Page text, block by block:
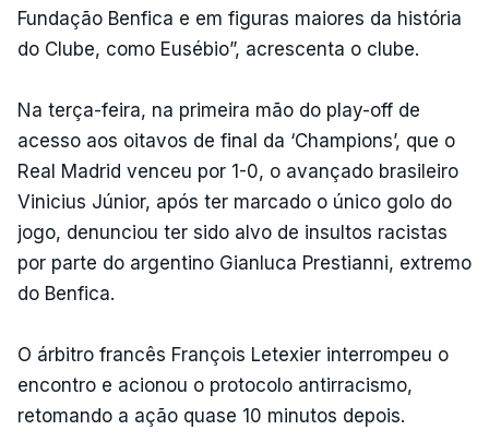
Fundação Benfica e em figuras maiores da história
do Clube, como Eusébio”, acrescenta o clube.
Na terça-feira, na primeira mão do play-off de
acesso aos oitavos de final da ‘Champions’, que o
Real Madrid venceu por 1-0, o avançado brasileiro
Vinicius Júnior, após ter marcado o único golo do
jogo, denunciou ter sido alvo de insultos racistas
por parte do argentino Gianluca Prestianni, extremo
do Benfica.
O árbitro francês François Letexier interrompeu o
encontro e acionou o protocolo antirracismo,
retomando a ação quase 10 minutos depois.